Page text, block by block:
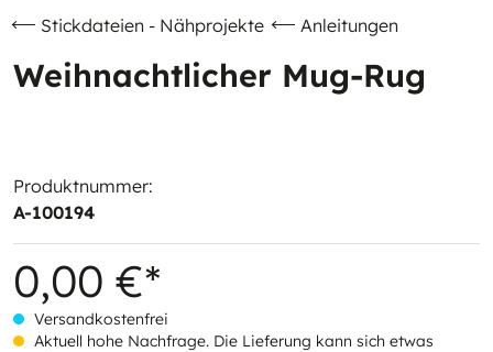
Stickdateien - Nähprojekte Anleitungen
Weihnachtlicher Mug-Rug
Produktnummer:
A-100194
0,00 €*
Versandkostenfrei
Aktuell hohe Nachfrage. Die Lieferung kann sich etwas